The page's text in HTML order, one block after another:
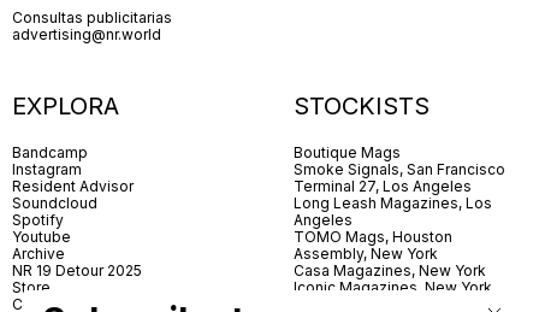
Consultas publicitarias
advertising@nr.world
EXPLORA
Bandcamp
Instagram
Resident Advisor
Soundcloud
Spotify
Youtube
Archive
NR 19 Detour 2025
Store
Contact
STOCKISTS
Boutique Mags
Smoke Signals, San Francisco
Terminal 27, Los Angeles
Long Leash Magazines, Los
Angeles
TOMO Mags, Houston
Assembly, New York
Casa Magazines, New York
Iconic Magazines, New York